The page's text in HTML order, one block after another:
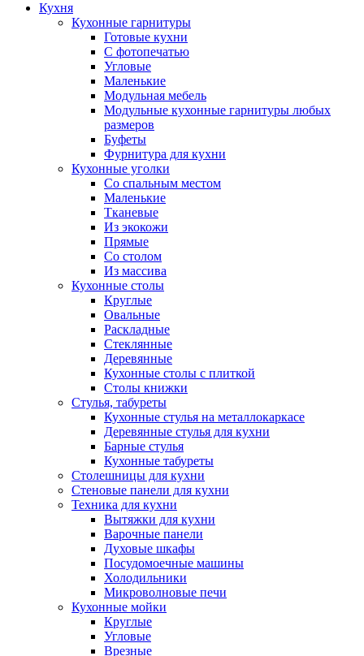
Кухня
Кухонные гарнитуры
Готовые кухни
С фотопечатью
Угловые
Маленькие
Модульная мебель
Модульные кухонные гарнитуры любых
размеров
Буфеты
Фурнитура для кухни
Кухонные уголки
Со спальным местом
Маленькие
Тканевые
Из экокожи
Прямые
Со столом
Из массива
Кухонные столы
Круглые
Овальные
Раскладные
Стеклянные
Деревянные
Кухонные столы с плиткой
Столы книжки
Стулья, табуреты
Кухонные стулья на металлокаркасе
Деревянные стулья для кухни
Барные стулья
Кухонные табуреты
Столешницы для кухни
Стеновые панели для кухни
Техника для кухни
Вытяжки для кухни
Варочные панели
Духовые шкафы
Посудомоечные машины
Холодильники
Микроволновые печи
Кухонные мойки
Круглые
Угловые
Врезные